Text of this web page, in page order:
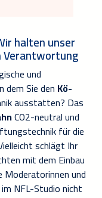
halten unser
Verantwortung
und
dem Sie den Kö-
ausstatten? Das
CO2-neutral und
für die
schlägt Ihr
mit dem Einbau
und
im NFL-Studio nicht